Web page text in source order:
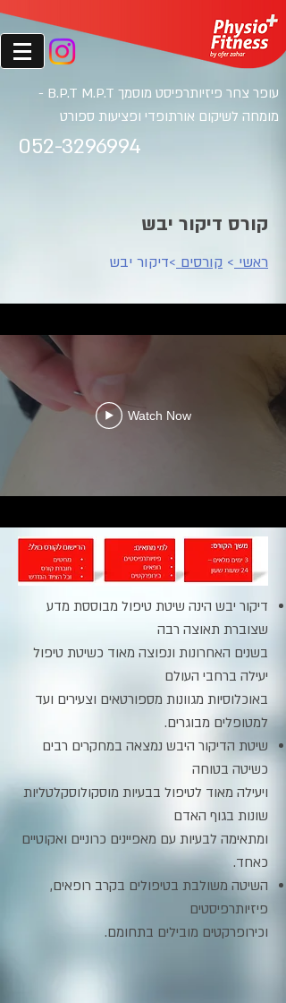
052-3296994
עופר צחר פיזיותרפיסט מוסמ
ך B.P.T M.P.T -
מומחה לשיקום אורתופדי ופציעות ספורט
קורס דיקור יבש
ראשי > קורסים >דיקור יבש
Watch Now
דיקור יבש הינה שיטת טיפול מבוססת מדע
שצוברת תאוצה רבה
בשנים האחרונות ונפוצה מאוד כשיטת טיפול
יעילה ברחבי העולם
באוכלוסיות מגוונות מספורטאים וצעירים ועד
למטופלים מבוגרים.
שיטת הדיקור היבש נמצאה במחקרים רבים
כשיטה בטוחה
ויעילה מאוד לטיפול בבעיות מוסקולוסקלטליות
שונות בגוף האדם
ומתאימה לבעיות עם מאפיינים כרוניים ואקוטיים
כאחד.
השיטה משולבת בטיפולים בקרב רופאים,
פיזיותרפיסטים
וכירופרקטים מובילים בתחומם.